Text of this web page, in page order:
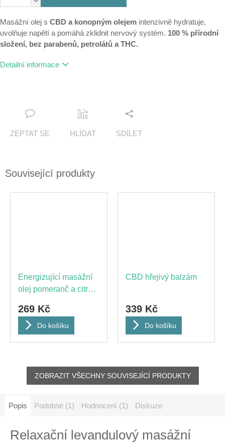
Masážní olej s CBD a konopným olejem intenzivně hydratuje,
uvolňuje napětí a pomáhá zklidnit nervový systém. 100 % přírodní
složení, bez parabenů, petrolátů a THC.
Detailní informace
ZEPTAT SE HLÍDAT SDÍLET
Související produkty
Energizující masážní
olej pomeranč a citron,
269 Kč
Do košíku
CBD hřejivý balzám
339 Kč
Do košíku
ZOBRAZIT VŠECHNY SOUVISEJÍCÍ PRODUKTY
Popis Podobné (1) Hodnocení (1) Diskuze
Relaxační levandulový masážní